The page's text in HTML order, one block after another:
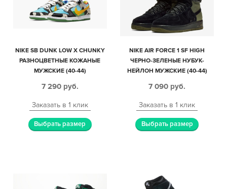
NIKE SB DUNK LOW X CHUNKY
РАЗНОЦВЕТНЫЕ КОЖАНЫЕ
МУЖСКИЕ (40-44)
7 290 руб.
Заказать в 1 клик
Выбрать размер
NIKE AIR FORCE 1 SF HIGH
ЧЕРНО-ЗЕЛЕНЫЕ НУБУК-
НЕЙЛОН МУЖСКИЕ (40-44)
7 090 руб.
Заказать в 1 клик
Выбрать размер